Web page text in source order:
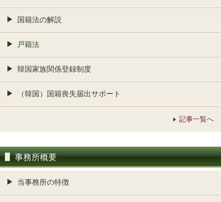
国籍法の解説
戸籍法
韓国家族関係登録制度
（韓国）国籍喪失届出サポート
記事一覧へ
事務所概要
当事務所の特徴